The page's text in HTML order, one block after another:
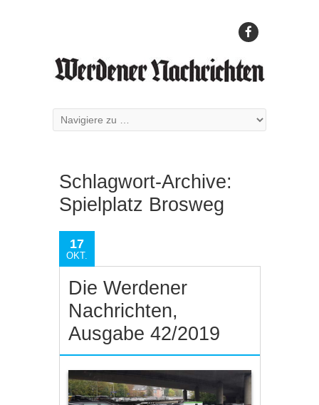
Schlagwort-Archive:
Spielplatz Brosweg
17
OKT.
Die Werdener
Nachrichten,
Ausgabe 42/2019